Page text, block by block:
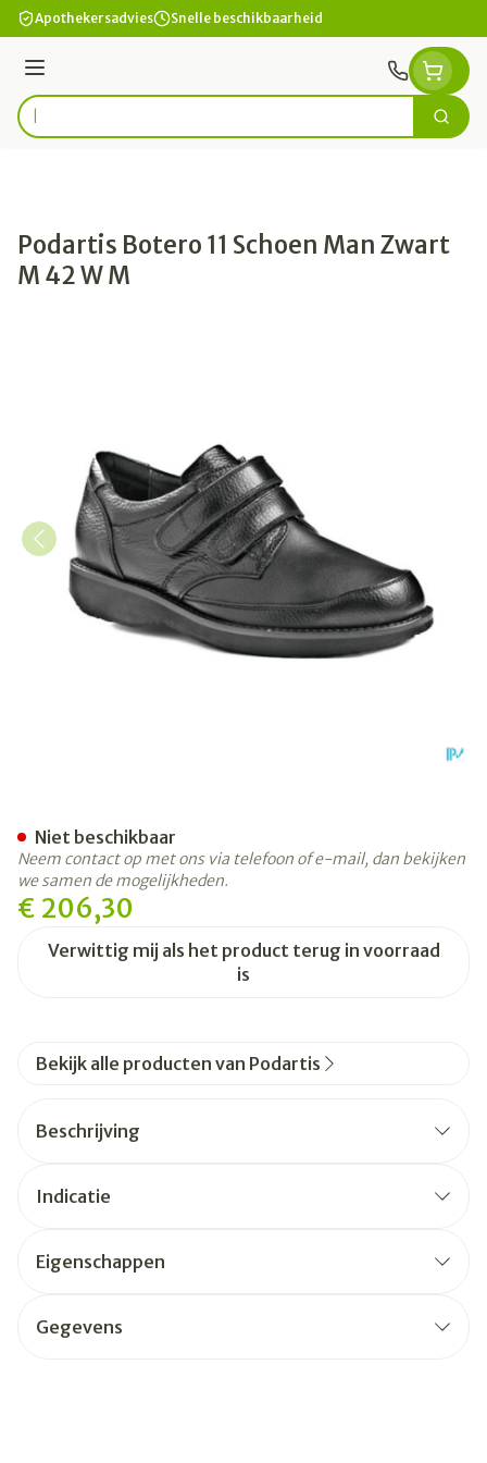
Ga naar de inhoud
Apothekersadvies Snelle beschikbaarheid
Menu
Product, merk, categorie... Zoek
Podartis Botero 11 Schoen Man Zwart
M 42 W M
€ 206,30
Verwittig mij als het product terug in voorraad
is
Niet beschikbaar
Neem contact op met ons via telefoon of e-mail, dan bekijken
we samen de mogelijkheden.
Bekijk alle producten van Podartis
Beschrijving
Indicatie
Eigenschappen
Gegevens